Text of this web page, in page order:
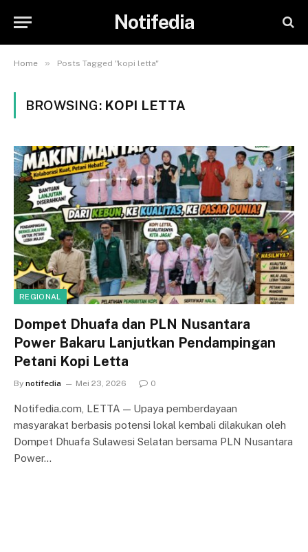
Notifedia
Home » Posts Tagged "kopi letta"
BROWSING: KOPI LETTA
REGIONAL
Dompet Dhuafa dan PLN Nusantara
Power Bakaru Lanjutkan Pendampingan
Petani Kopi Letta
By notifedia Mei 23, 2026 0
Notifedia.com, LETTA — Upaya pemberdayaan
masyarakat berbasis potensi lokal kembali dilakukan oleh
Dompet Dhuafa Sulawesi Selatan bersama PLN Nusantara
Power…